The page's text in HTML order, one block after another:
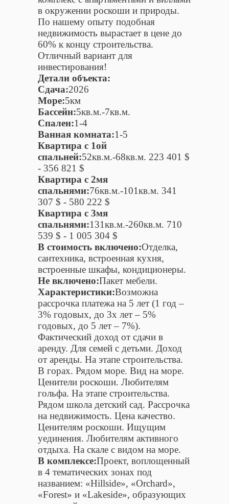
в окружении роскоши и природы.
По нашему опыту подобная
недвижимость вырастает в цене до
60% к концу строительства.
Отличный вариант для
инвестирования!
Детали объекта:
Сдача:2026
Море:5км
Бассейн:5кв.м.-7кв.м.
Спален:1-4
Ванная комната:1-5
Квартира c 1ой
спальней:52кв.м.-68кв.м. 223 401 $
- 356 821 $
Квартира c 2мя
спальнями:76кв.м.-101кв.м. 341
307 $ - 580 222 $
Квартира c 3мя
спальнями:131кв.м.-260кв.м. 710
539 $ - 1 005 304 $
В стоимость включено:Отделка,
сантехника, встроенная кухня,
встроенные шкафы, кондиционеры.
Не включено:Пакет мебели.
Характеристики:Возможна
рассрочка платежа на 5 лет (1 год –
3% годовых, до 3х лет – 5%
годовых, до 5 лет – 7%).
Фактический доход от сдачи в
аренду. Для семей с детьми. Доход
от аренды. На этапе строительства.
В горах. Рядом море. Вид на море.
Ценители роскоши. Любителям
гольфа. На этапе строительства.
Рядом школа детский сад. Рассрочка
на недвижимость. Цена качество.
Ценителям роскоши. Ищущим
уединения. Любителям активного
отдыха. На скале с видом на море.
В комплексе:Проект, воплощенный
в 4 тематических зонах под
названием: «Hillside», «Orchard»,
«Forest» и «Lakeside», образующих